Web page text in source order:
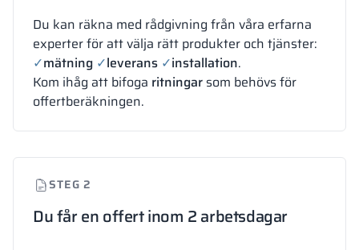
Du kan räkna med rådgivning från våra erfarna
experter för att välja rätt produkter och tjänster:
✓mätning ✓leverans ✓installation.
Kom ihåg att bifoga ritningar som behövs för
offertberäkningen.
STEG 2
Du får en offert inom 2 arbetsdagar